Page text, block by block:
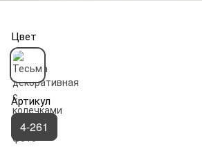
Цвет
Артикул
4-261